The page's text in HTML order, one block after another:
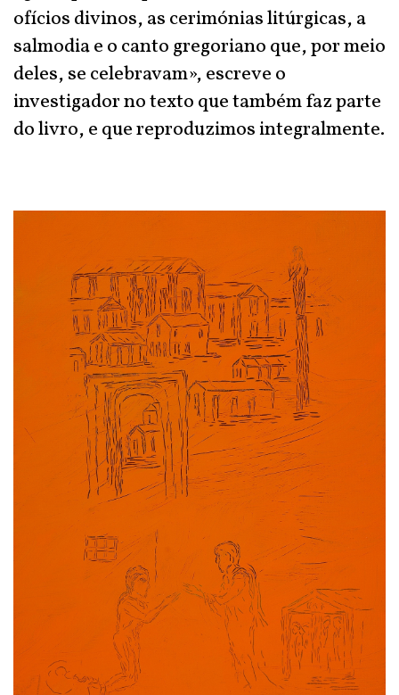
ofícios divinos, as cerimónias litúrgicas, a
salmodia e o canto gregoriano que, por meio
deles, se celebravam», escreve o
investigador no texto que também faz parte
do livro, e que reproduzimos integralmente.